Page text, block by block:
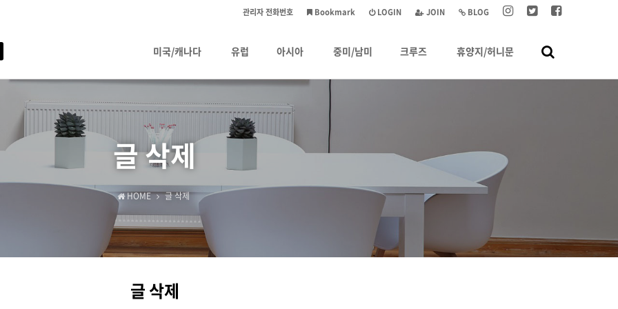
BLOG
JOIN
LOGIN
Bookmark
관리자 전화번호
미국/캐나다 유럽 아시아 중미/남미 크루즈 휴양지/허니문
글 삭제
HOME 글 삭제
글 삭제